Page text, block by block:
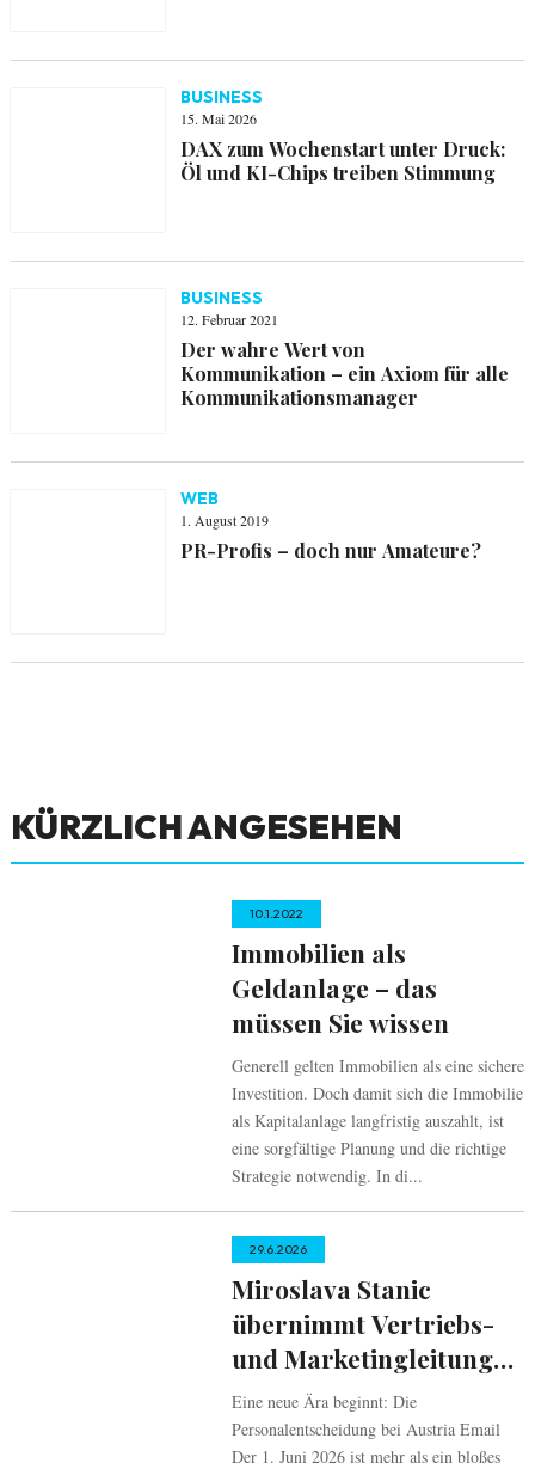
BUSINESS
15. Mai 2026
DAX zum Wochenstart unter Druck:
Öl und KI-Chips treiben Stimmung
BUSINESS
12. Februar 2021
Der wahre Wert von
Kommunikation – ein Axiom für alle
Kommunikationsmanager
WEB
1. August 2019
PR-Profis – doch nur Amateure?
KÜRZLICH ANGESEHEN
10.1.2022
Immobilien als
Geldanlage – das
müssen Sie wissen
Generell gelten Immobilien als eine sichere
Investition. Doch damit sich die Immobilie
als Kapitalanlage langfristig auszahlt, ist
eine sorgfältige Planung und die richtige
Strategie notwendig. In di...
29.6.2026
Miroslava Stanic
übernimmt Vertriebs-
und Marketingleitung
bei Austria Email
Eine neue Ära beginnt: Die
Personalentscheidung bei Austria Email
Der 1. Juni 2026 ist mehr als ein bloßes